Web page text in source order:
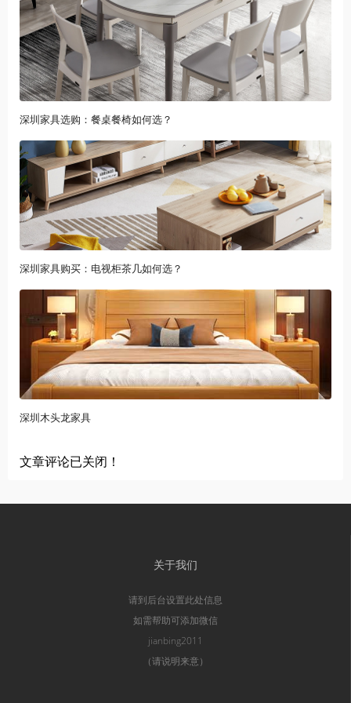
深圳家具选购：餐桌餐椅如何选？
深圳家具购买：电视柜茶几如何选？
深圳木头龙家具
文章评论已关闭！
关于我们
请到后台设置此处信息
如需帮助可添加微信
jianbing2011
（请说明来意）